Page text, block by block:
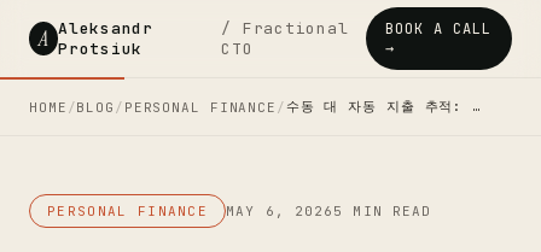
A Aleksandr
Protsiuk
/ Fractional
CTO
BOOK A CALL
→
HOME /BLOG / PERSONAL FINANCE /수동 대 자동 지출 추적: …
PERSONAL FINANCE MAY 6, 2026 5 MIN READ